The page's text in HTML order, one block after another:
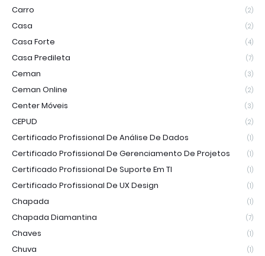
Carro (2)
Casa (2)
Casa Forte (4)
Casa Predileta (7)
Ceman (3)
Ceman Online (2)
Center Móveis (3)
CEPUD (2)
Certificado Profissional De Análise De Dados (1)
Certificado Profissional De Gerenciamento De Projetos (1)
Certificado Profissional De Suporte Em TI (1)
Certificado Profissional De UX Design (1)
Chapada (1)
Chapada Diamantina (7)
Chaves (1)
Chuva (1)